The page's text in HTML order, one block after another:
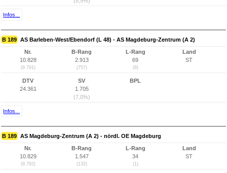
Infos...
B 189 AS Barleben-West/Ebendorf (L 48) - AS Magdeburg-Zentrum (A 2)
Nr.
10.828
(9.791)
B-Rang
2.913
(757)
L-Rang
69
(8)
Land
ST
DTV
24.361
SV
1.705
(7,0%)
BPL
Infos...
B 189 AS Magdeburg-Zentrum (A 2) - nördl. OE Magdeburg
Nr.
10.829
(9.792)
B-Rang
1.547
(132)
L-Rang
34
(1)
Land
ST